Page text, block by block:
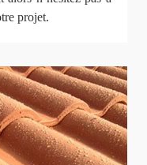
projet.